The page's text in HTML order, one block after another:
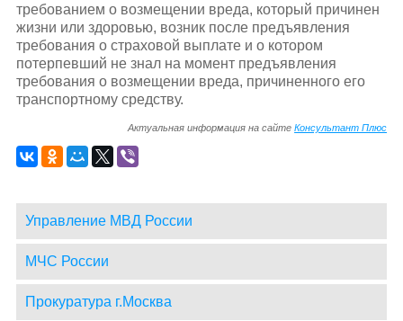
требованием о возмещении вреда, который причинен
жизни или здоровью, возник после предъявления
требования о страховой выплате и о котором
потерпевший не знал на момент предъявления
требования о возмещении вреда, причиненного его
транспортному средству.
Актуальная информация на сайтеКонсультант Плюс
Управление МВД России
МЧС России
Прокуратура г.Москва